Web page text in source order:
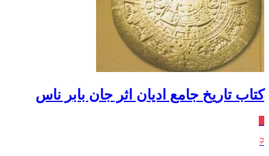
کتاب تاریخ جامع ادیان اثر جان بابر ناس
7